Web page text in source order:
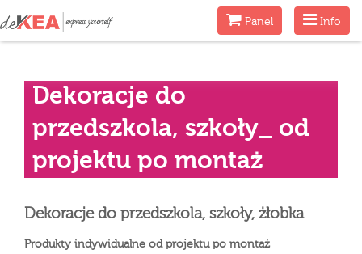
Menu
Info
MenuPanel
Dekoracje do
przedszkola, szkoły_ od
projektu po montaż
Dekoracje do przedszkola, szkoły, żłobka
Produkty indywidualne od projektu po montaż